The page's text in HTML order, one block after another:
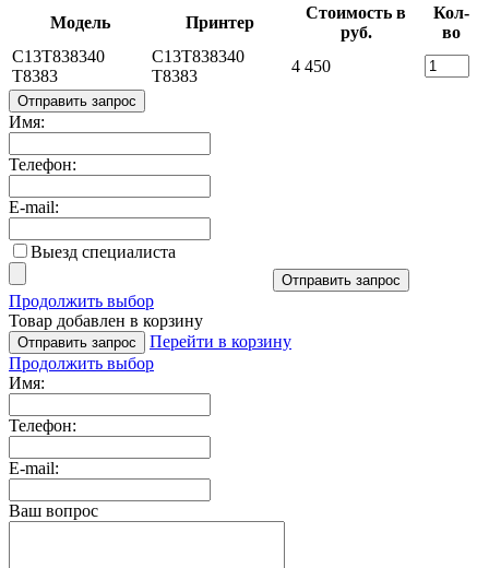
Модель
Принтер
Стоимость в
руб.
Кол-
во
C13T838340
T8383
C13T838340
T8383
4 450
Отправить запрос
Имя:
Телефон:
E-mail:
Выезд специалиста
Отправить запрос
Продолжить выбор
Товар добавлен в корзину
Отправить запрос
Перейти в корзину
Продолжить выбор
Имя:
Телефон:
E-mail:
Ваш вопрос